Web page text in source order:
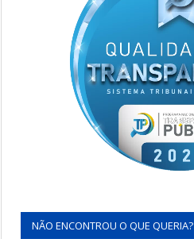
NÃO ENCONTROU O QUE QUERIA?